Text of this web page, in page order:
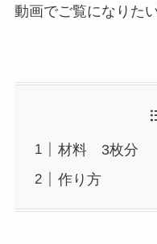
動画でご覧になりた
材料 3枚分
作り方